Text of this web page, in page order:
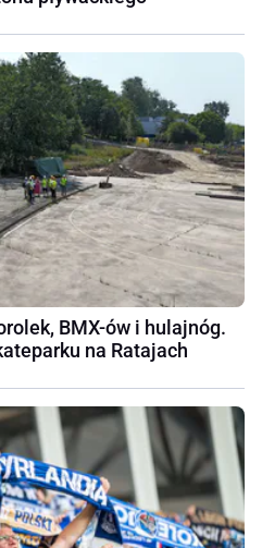
BMX-ów i hulajnóg.
na Ratajach